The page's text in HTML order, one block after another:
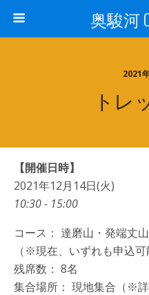
奥駿河
2021
トレ
【開催日時】
2021年12月14日(火)
10:30 - 15:00
コース： 達磨山・発端丈
（※現在、いずれも申込可
残席数： 8名
集合場所： 現地集合（※